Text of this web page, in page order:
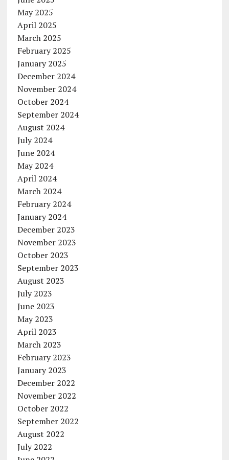
May 2025
April 2025
March 2025
February 2025
January 2025
December 2024
November 2024
October 2024
September 2024
August 2024
July 2024
June 2024
May 2024
April 2024
March 2024
February 2024
January 2024
December 2023
November 2023
October 2023
September 2023
August 2023
July 2023
June 2023
May 2023
April 2023
March 2023
February 2023
January 2023
December 2022
November 2022
October 2022
September 2022
August 2022
July 2022